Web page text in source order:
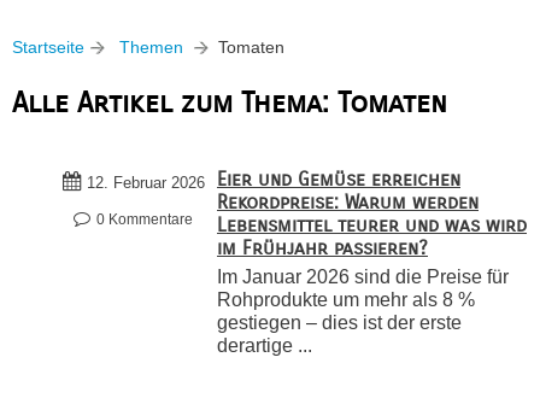
Startseite Themen Tomaten
Alle Artikel zum Thema: Tomaten
12. Februar 2026
0 Kommentare
Eier und Gemüse erreichen
Rekordpreise: Warum werden
Lebensmittel teurer und was wird
im Frühjahr passieren?
Im Januar 2026 sind die Preise für
Rohprodukte um mehr als 8 %
gestiegen – dies ist der erste
derartige ...